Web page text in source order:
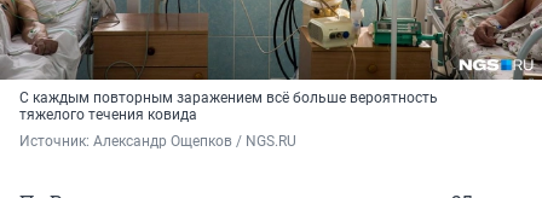
С каждым повторным заражением всё больше вероятность
тяжелого течения ковида
Источник: Александр Ощепков / NGS.RU